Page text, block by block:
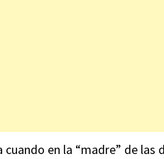
cuando en la “madre” de